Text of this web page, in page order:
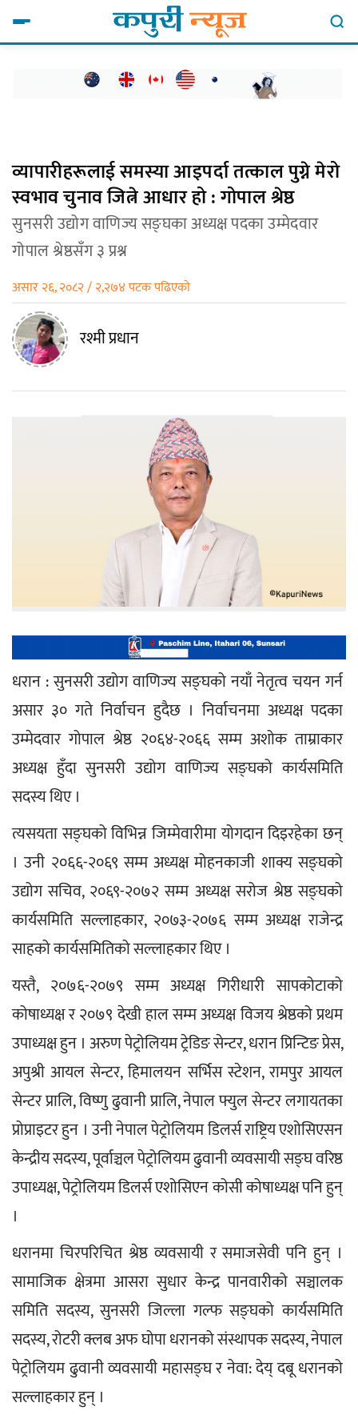
व्यापारीहरूलाई समस्या आइपर्दा तत्काल पुग्ने मेरो
स्वभाव चुनाव जित्ने आधार हो : गोपाल श्रेष्ठ
सुनसरी उद्योग वाणिज्य सङ्घका अध्यक्ष पदका उम्मेदवार
गोपाल श्रेष्ठसँग ३ प्रश्न
असार २६, २०८२ / २,२७४ पटक पढिएको
रश्मी प्रधान
धरान : सुनसरी उद्योग वाणिज्य सङ्घको नयाँ नेतृत्व चयन गर्न
असार ३० गते निर्वाचन हुदैछ । निर्वाचनमा अध्यक्ष पदका
उम्मेदवार गोपाल श्रेष्ठ २०६४-२०६६ सम्म अशोक ताम्राकार
अध्यक्ष हुँदा सुनसरी उद्योग वाणिज्य सङ्घको कार्यसमिति
सदस्य थिए ।
त्यसयता सङ्घको विभिन्न जिम्मेवारीमा योगदान दिइरहेका छन्
। उनी २०६६-२०६९ सम्म अध्यक्ष मोहनकाजी शाक्य सङ्घको
उद्योग सचिव, २०६९-२०७२ सम्म अध्यक्ष सरोज श्रेष्ठ सङ्घको
कार्यसमिति सल्लाहकार, २०७३-२०७६ सम्म अध्यक्ष राजेन्द्र
साहको कार्यसमितिको सल्लाहकार थिए ।
यस्तै, २०७६-२०७९ सम्म अध्यक्ष गिरीधारी सापकोटाको
कोषाध्यक्ष र २०७९ देखी हाल सम्म अध्यक्ष विजय श्रेष्ठको प्रथम
उपाध्यक्ष हुन । अरुण पेट्रोलियम ट्रेडिङ सेन्टर, धरान प्रिन्टिङ प्रेस,
अपुश्री आयल सेन्टर, हिमालयन सर्भिस स्टेशन, रामपुर आयल
सेन्टर प्रालि, विष्णु ढुवानी प्रालि, नेपाल फ्युल सेन्टर लगायतका
प्रोप्राइटर हुन । उनी नेपाल पेट्रोलियम डिलर्स राष्ट्रिय एशोसिएसन
केन्द्रीय सदस्य, पूर्वाञ्चल पेट्रोलियम ढुवानी व्यवसायी सङ्घ वरिष्ठ
उपाध्यक्ष, पेट्रोलियम डिलर्स एशोसिएन कोसी कोषाध्यक्ष पनि हुन्
।
धरानमा चिरपरिचित श्रेष्ठ व्यवसायी र समाजसेवी पनि हुन् ।
सामाजिक क्षेत्रमा आसरा सुधार केन्द्र पानवारीको सञ्चालक
समिति सदस्य, सुनसरी जिल्ला गल्फ सङ्घको कार्यसमिति
सदस्य, रोटरी क्लब अफ घोपा धरानको संस्थापक सदस्य, नेपाल
पेट्रोलियम ढुवानी व्यवसायी महासङ्घ र नेवा: देय् दबू धरानको
सल्लाहकार हुन् ।